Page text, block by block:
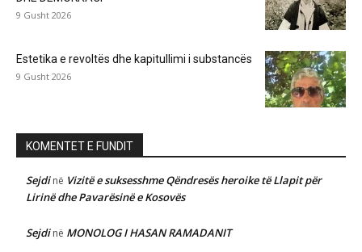
9 Gusht 2026
Estetika e revoltës dhe kapitullimi i substancës
9 Gusht 2026
KOMENTET E FUNDIT
Sejdinë Vizitë e suksesshme Qëndresës heroike të Llapit për
Lirinë dhe Pavarësinë e Kosovës
Sejdinë MONOLOG I HASAN RAMADANIT